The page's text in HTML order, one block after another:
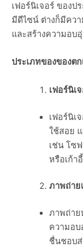
เฟอร์นิเจอร์ ของป
มีดีไซน์ ต่างก็มีคว
และสร้างความอบ
ประเภทของของต
เฟอร์นิเ
เฟอร์นิเ
ใช้สอย
เช่น โซ
หรือเก้า
ภาพถ่าย
ภาพถ่าย
ความอบ
ชื่นชอบส่